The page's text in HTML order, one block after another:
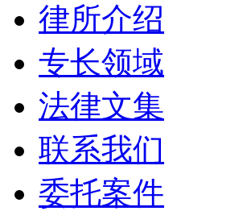
律所介绍
专长领域
法律文集
联系我们
委托案件